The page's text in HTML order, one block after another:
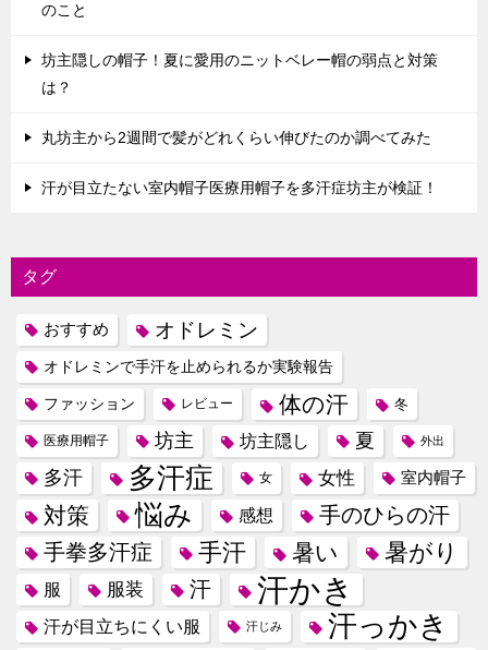
のこと
坊主隠しの帽子！夏に愛用のニットベレー帽の弱点と対策
は？
丸坊主から2週間で髪がどれくらい伸びたのか調べてみた
汗が目立たない室内帽子医療用帽子を多汗症坊主が検証！
タグ
おすすめ オドレミン
オドレミンで手汗を止められるか実験報告
ファッション レビュー 体の汗 冬
医療用帽子 坊主 坊主隠し 夏 外出
多汗 多汗症 女 女性 室内帽子
対策 悩み 感想
手のひらの汗
手拳多汗症
手汗 暑い 暑がり
服 服装 汗 汗かき
汗が目立ちにくい服 汗じみ 汗っかき